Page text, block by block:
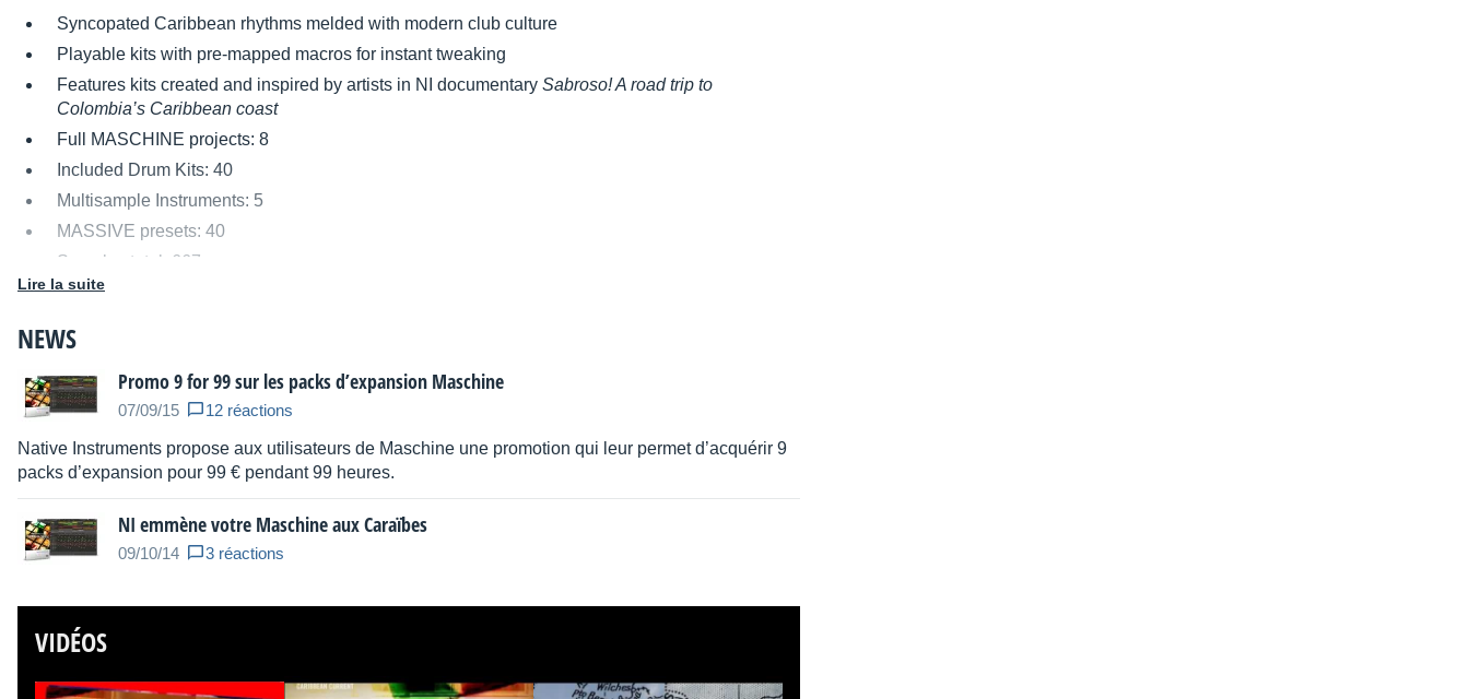
Syncopated Caribbean rhythms melded with modern club culture
Playable kits with pre-mapped macros for instant tweaking
Features kits created and inspired by artists in NI documentary Sabroso! A road trip to
Colombia’s Caribbean coast
Full MASCHINE projects: 8
Included Drum Kits: 40
Multisample Instruments: 5
MASSIVE presets: 40
Samples total: 667
System requirements:
Lire la suite
NEWS
Promo 9 for 99 sur les packs d’expansion Maschine
07/09/15 12 réactions
Native Instruments propose aux utilisateurs de Maschine une promotion qui leur permet d’acquérir 9
packs d’expansion pour 99 € pendant 99 heures.
NI emmène votre Maschine aux Caraïbes
09/10/14 3 réactions
VIDÉOS